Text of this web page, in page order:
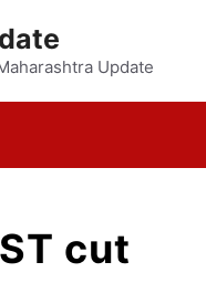
Update
cut